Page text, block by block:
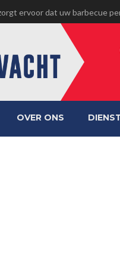
ervoor dat uw barbecue
OVER ONS